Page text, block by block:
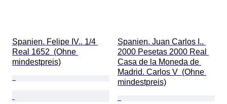
Spanien. Felipe IV.. 1/4
Real 1652  (Ohne
mindestpreis)
Spanien. Juan Carlos I..
2000 Pesetas 2000 Real
Casa de la Moneda de
Madrid. Carlos V  (Ohne
mindestpreis)